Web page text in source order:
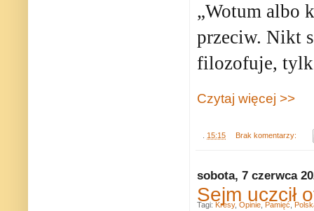
„Wotum albo
przeciw. Nikt
filozofuje,
Czytaj więcej >>
15:15 Brak komentarzy:
sobota, 7 czerwca
Sejm uczcił
Tagi: Kresy, Opinie Pamięć